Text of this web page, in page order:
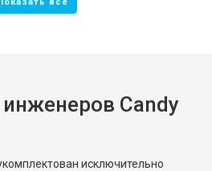
Candy
исключительно